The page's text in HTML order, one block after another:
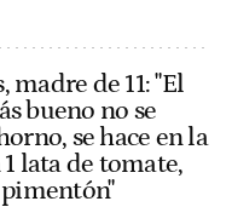
madre de 11: "El
bueno no se
se hace en la
lata de tomate,